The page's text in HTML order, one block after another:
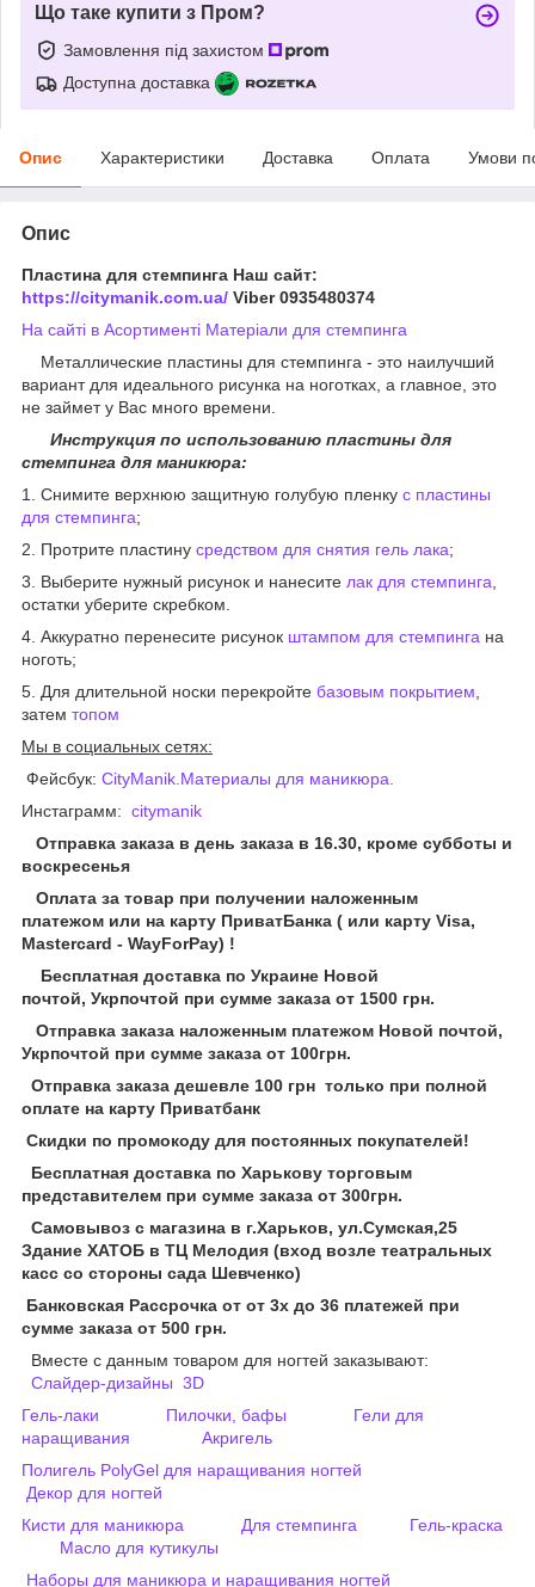
Що таке купити з Пром?
Замовлення під захистом
Доступна доставка
Опис Характеристики Доставка Оплата Умови
Опис
Пластина для стемпинга Наш сайт:
https://citymanik.com.ua/ Viber 0935480374
На сайті в Асортименті Матеріали для стемпинга
Металлические пластины для стемпинга - это наилучший
вариант для идеального рисунка на ноготках, а главное, это
не займет у Вас много времени.
Инструкция по использованию пластины для
стемпинга для маникюра:
1. Снимите верхнюю защитную голубую пленку с пластины
для стемпинга;
2. Протрите пластину средством для снятия гель лака;
3. Выберите нужный рисунок и нанесите лак для стемпинга
остатки уберите скребком.
4. Аккуратно перенесите рисунок штампом для стемпинга на
ноготь;
5. Для длительной носки перекройте базовым покрытием
затем топом
Мы в социальных сетях:
Фейсбук: CityManik.Материалы для маникюра
Инстаграмм: citymanik
Отправка заказа в день заказа в 16.30, кроме субботы и
воскресенья
Оплата за товар при получении наложенным
платежом или на карту ПриватБанка ( или карту Visa,
Mastercard - WayForPay) !
Бесплатная доставка по Украине Новой
почтой, Укрпочтой при сумме заказа от 1500 грн.
Отправка заказа наложенным платежом Новой почтой,
Укрпочтой при сумме заказа от 100грн.
Отправка заказа дешевле 100 грн только при полной
оплате на карту Приватбанк
Скидки по промокоду для постоянных покупателей!
Бесплатная доставка по Харькову торговым
представителем при сумме заказа от 300грн.
Самовывоз с магазина в г.Харьков, ул.Сумская,25
Здание ХАТОБ в ТЦ Мелодия (вход возле театральных
касс со стороны сада Шевченко)
Банковская Рассрочка от от 3х до 36 платежей при
сумме заказа от 500 грн.
Вместе с данным товаром для ногтей заказывают:
Слайдер-дизайны 3D
Гель-лаки
Пилочки, бафы
Гели для
наращивания
Акригель
Полигель PolyGel для наращивания ногтей
Декор для ногтей
Кисти для маникюра
Для стемпинга
Гель-краска
Масло для кутикулы
Наборы для маникюра и наращивания ногтей